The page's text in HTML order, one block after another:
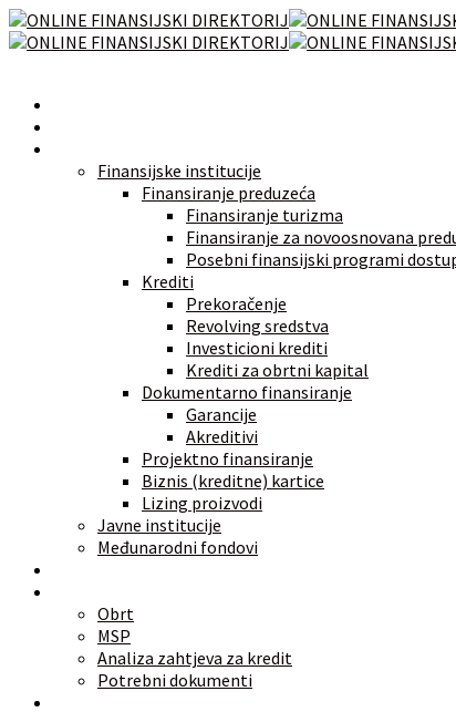
Finansijske institucije
Finansiranje preduzeća
Finansiranje turizma
Finansiranje za novoosnovana
Posebni finansijski programi
Krediti
Prekoračenje
Revolving sredstva
Investicioni krediti
Krediti za obrtni kapital
Dokumentarno finansiranje
Garancije
Akreditivi
Projektno finansiranje
Biznis (kreditne) kartice
Lizing proizvodi
Javne institucije
Međunarodni fondovi
Obrt
MSP
Analiza zahtjeva za kredit
Potrebni dokumenti